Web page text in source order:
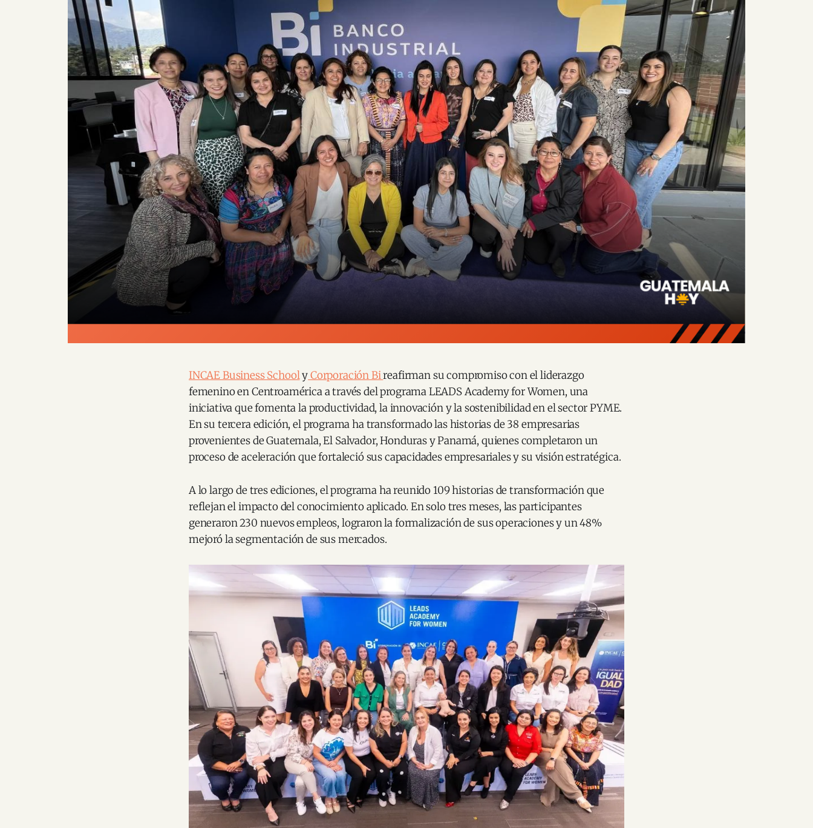
INCAE Business SchoolyCorporación Bireafirman su compromiso con el liderazgo
femenino en Centroamérica a través del programa LEADS Academy for Women, una
iniciativa que fomenta la productividad, la innovación y la sostenibilidad en el sector PYME.
En su tercera edición, el programa ha transformado las historias de 38 empresarias
provenientes de Guatemala, El Salvador, Honduras y Panamá, quienes completaron un
proceso de aceleración que fortaleció sus capacidades empresariales y su visión estratégica.
A lo largo de tres ediciones, el programa ha reunido 109 historias de transformación que
reflejan el impacto del conocimiento aplicado. En solo tres meses, las participantes
generaron 230 nuevos empleos, lograron la formalización de sus operaciones y un 48%
mejoró la segmentación de sus mercados.